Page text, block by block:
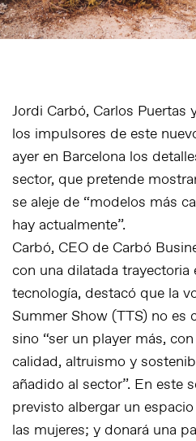
Jordi Carbó, Carlos Puertas
los impulsores de este
ayer en Barcelona los
sector, que pretende
se aleje de “modelos más
hay actualmente”.
Carbó, CEO de Carbó
con una dilatada trayectoria
tecnología, destacó que la
Summer Show (TTS) no es
sino “ser un player más,
calidad, altruismo y
añadido al sector”. En este
previsto albergar un
las mujeres; y donará una